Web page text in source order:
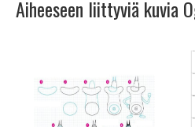
Aiheeseen liittyviä kuvia